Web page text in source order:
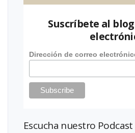
Suscríbete al
Dirección de correo
Escucha nuestro Podcast